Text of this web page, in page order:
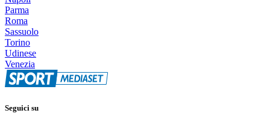
Parma
Roma
Sassuolo
Torino
Udinese
Venezia
Seguici su